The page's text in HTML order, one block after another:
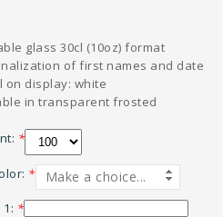
glass 30cl (10oz) format
of first names and date
on display: white
in transparent frosted
*
* Make a choice...
*